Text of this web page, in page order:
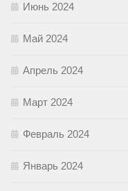
Июнь 2024
Май 2024
Апрель 2024
Март 2024
Февраль 2024
Январь 2024